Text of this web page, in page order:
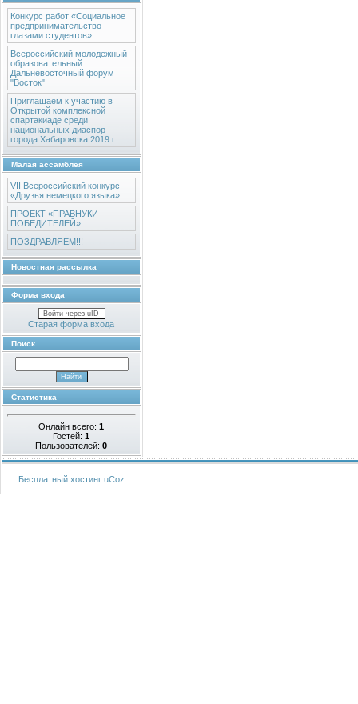
Конкурс работ «Социальное
предпринимательство
глазами студентов».
Всероссийский молодежный
образовательный
Дальневосточный форум
"Восток"
Приглашаем к участию в
Открытой комплексной
спартакиаде среди
национальных диаспор
города Хабаровска 2019 г.
Малая ассамблея
VII Всероссийский конкурс
«Друзья немецкого языка»
ПРОЕКТ «ПРАВНУКИ
ПОБЕДИТЕЛЕЙ»
ПОЗДРАВЛЯЕМ!!!
Новостная рассылка
Форма входа
Войти через uID
Старая форма входа
Поиск
Статистика
Онлайн всего:1
Гостей:1
Пользователей:0
Бесплатный хостинг uCoz